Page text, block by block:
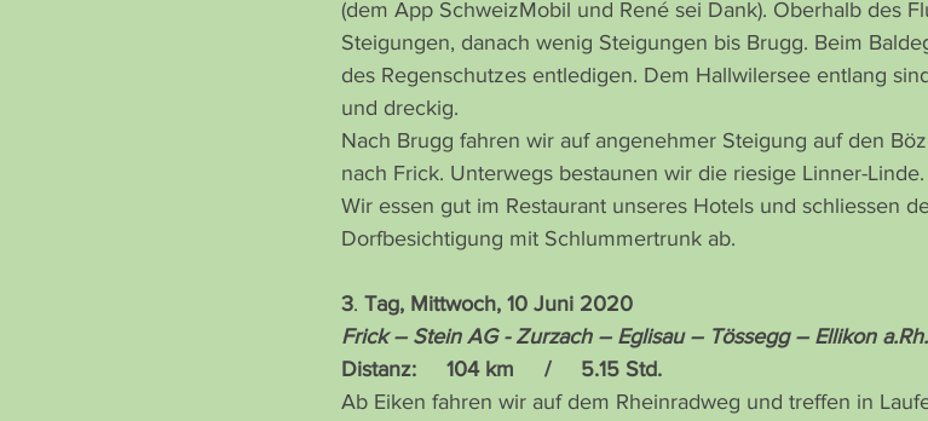
(dem App SchweizMobil und René sei Dank). Oberhalb des
Steigungen, danach wenig Steigungen bis Brugg. Beim
des Regenschutzes entledigen. Dem Hallwilersee entlang
und dreckig.
Nach Brugg fahren wir auf angenehmer Steigung auf den
nach Frick. Unterwegs bestaunen wir die riesige Linner-Linde.
Wir essen gut im Restaurant unseres Hotels und schliessen
Dorfbesichtigung mit Schlummertrunk ab.
3. Tag, Mittwoch, 10 Juni 2020
Frick – Stein AG - Zurzach – Eglisau – Tössegg – Ellikon
Distanz:     104 km     /     5.15 Std.
Ab Eiken fahren wir auf dem Rheinradweg und treffen in